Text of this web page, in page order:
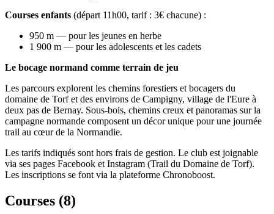
Courses enfants (départ 11h00, tarif : 3€ chacune) :
950 m — pour les jeunes en herbe
1 900 m — pour les adolescents et les cadets
Le bocage normand comme terrain de jeu
Les parcours explorent les chemins forestiers et bocagers du
domaine de Torf et des environs de Campigny, village de l'Eure à
deux pas de Bernay. Sous-bois, chemins creux et panoramas sur la
campagne normande composent un décor unique pour une journée
trail au cœur de la Normandie.
Les tarifs indiqués sont hors frais de gestion. Le club est joignable
via ses pages Facebook et Instagram (Trail du Domaine de Torf).
Les inscriptions se font via la plateforme Chronoboost.
Courses (8)